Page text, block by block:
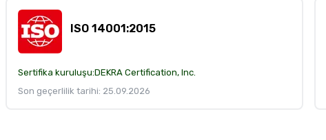
ISO 14001:2015
Sertifika kuruluşu:DEKRA Certification, Inc.
Son geçerlilik tarihi: 25.09.2026